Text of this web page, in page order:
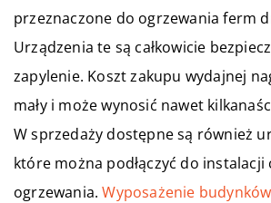
przeznaczone do ogrzewania ferm
Urządzenia te są całkowicie
zapylenie. Koszt zakupu wydajnej
mały i może wynosić nawet
W sprzedaży dostępne są również
które można podłączyć do
ogrzewania.Wyposażenie